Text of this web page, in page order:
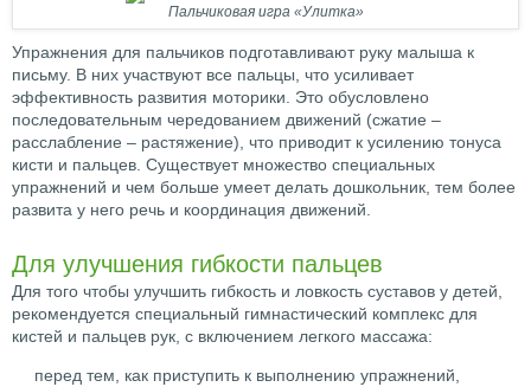
Пальчиковая игра «Улитка»
Упражнения для пальчиков подготавливают руку малыша к
письму. В них участвуют все пальцы, что усиливает
эффективность развития моторики. Это обусловлено
последовательным чередованием движений (сжатие –
расслабление – растяжение), что приводит к усилению тонуса
кисти и пальцев. Существует множество специальных
упражнений и чем больше умеет делать дошкольник, тем более
развита у него речь и координация движений.
Для улучшения гибкости пальцев
Для того чтобы улучшить гибкость и ловкость суставов у детей,
рекомендуется специальный гимнастический комплекс для
кистей и пальцев рук, с включением легкого массажа:
перед тем, как приступить к выполнению упражнений,